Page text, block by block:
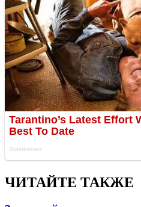
ЧИТАЙТЕ ТАКЖЕ